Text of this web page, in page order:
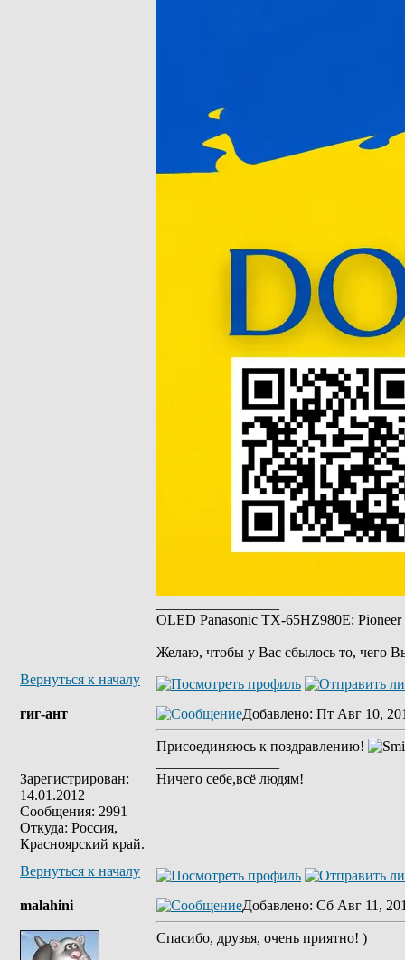
OLED Panasonic TX-65HZ980E;
Желаю, чтобы у Вас сбылось то, чего
Вернуться к началу
гиг-ант
Зарегистрирован:
14.01.2012
Сообщения: 2991
Откуда: Россия,
Красноярский край.
Добавлено: Пт Авг 10,
Присоединяюсь к поздравлению!
Ничего себе,всё людям!
Вернуться к началу
malahini Добавлено: Сб Авг 11,
Спасибо, друзья, очень приятно! )